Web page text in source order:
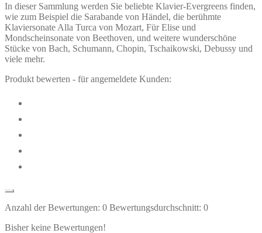
In dieser Sammlung werden Sie beliebte Klavier-Evergreens finden,
wie zum Beispiel die Sarabande von Händel, die berühmte
Klaviersonate Alla Turca von Mozart, Für Elise und
Mondscheinsonate von Beethoven, und weitere wunderschöne
Stücke von Bach, Schumann, Chopin, Tschaikowski, Debussy und
viele mehr.
Produkt bewerten - für angemeldete Kunden:
Anzahl der Bewertungen: 0 Bewertungsdurchschnitt: 0
Bisher keine Bewertungen!